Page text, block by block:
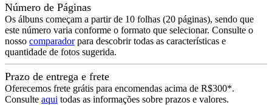
Número de Páginas
Os álbuns começam a partir de 10 folhas (20 páginas), sendo que
este número varia conforme o formato que selecionar. Consulte o
nosso comparadorpara descobrir todas as características e
quantidade de fotos sugerida.
Prazo de entrega e frete
Oferecemos frete grátis para encomendas acima de R$300*.
Consulte aqui todas as informações sobre prazos e valores.